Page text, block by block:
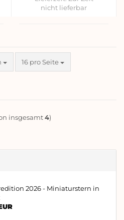
nicht lieferbar
16 pro Seite
pro Seite
insgesamt4)
2026 - Miniaturstern in